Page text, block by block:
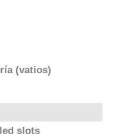
(vatios)
slots